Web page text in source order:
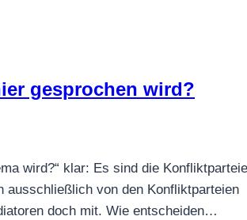
gesprochen wird?
wird?“ klar: Es sind die
ausschließlich von den Konfliktparteien
doch mit. Wie entscheiden…